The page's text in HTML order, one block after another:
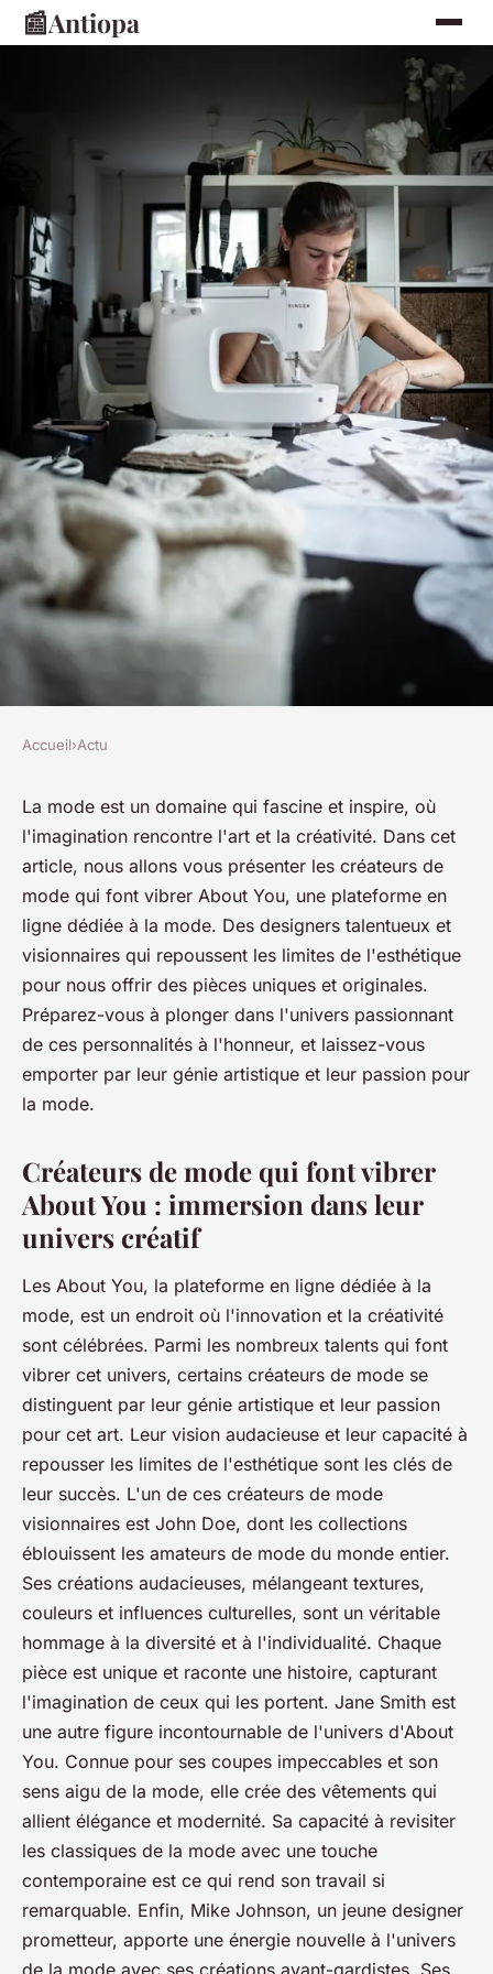
📰Antiopa
Personnalité à l'honneur :
découvrez les créateurs de
mode qui font vibrer About
You
7 septembre 2023
Accueil›Actu
La mode est un domaine qui fascine et inspire, où
l'imagination rencontre l'art et la créativité. Dans cet
article, nous allons vous présenter les créateurs de
mode qui font vibrer About You, une plateforme en
ligne dédiée à la mode. Des designers talentueux et
visionnaires qui repoussent les limites de l'esthétique
pour nous offrir des pièces uniques et originales.
Préparez-vous à plonger dans l'univers passionnant
de ces personnalités à l'honneur, et laissez-vous
emporter par leur génie artistique et leur passion pour
la mode.
Créateurs de mode qui font vibrer
About You : immersion dans leur
univers créatif
Les About You, la plateforme en ligne dédiée à la
mode, est un endroit où l'innovation et la créativité
sont célébrées. Parmi les nombreux talents qui font
vibrer cet univers, certains créateurs de mode se
distinguent par leur génie artistique et leur passion
pour cet art. Leur vision audacieuse et leur capacité à
repousser les limites de l'esthétique sont les clés de
leur succès. L'un de ces créateurs de mode
visionnaires est John Doe, dont les collections
éblouissent les amateurs de mode du monde entier.
Ses créations audacieuses, mélangeant textures,
couleurs et influences culturelles, sont un véritable
hommage à la diversité et à l'individualité. Chaque
pièce est unique et raconte une histoire, capturant
l'imagination de ceux qui les portent. Jane Smith est
une autre figure incontournable de l'univers d'About
You. Connue pour ses coupes impeccables et son
sens aigu de la mode, elle crée des vêtements qui
allient élégance et modernité. Sa capacité à revisiter
les classiques de la mode avec une touche
contemporaine est ce qui rend son travail si
remarquable. Enfin, Mike Johnson, un jeune designer
prometteur, apporte une énergie nouvelle à l'univers
de la mode avec ses créations avant-gardistes. Ses